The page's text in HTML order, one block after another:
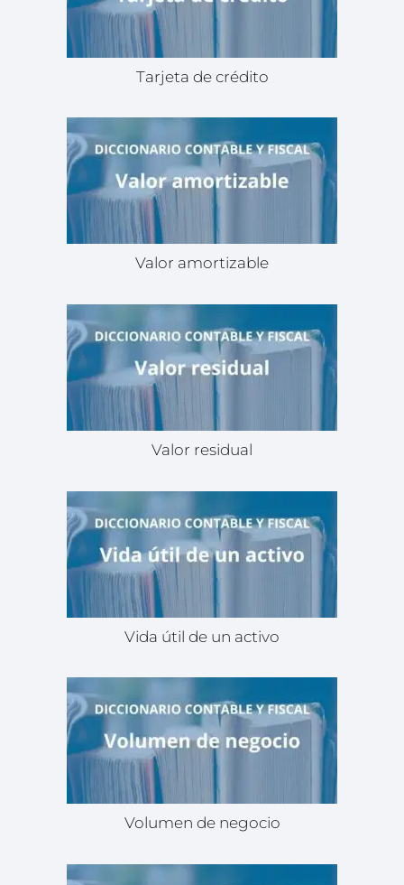
Tarjeta de crédito
Valor amortizable
Valor residual
Vida útil de un activo
Volumen de negocio